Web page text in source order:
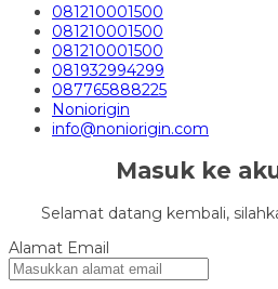
081210001500
081210001500
081210001500
081932994299
087765888225
Noniorigin
info@noniorigin.com
Masuk ke
Selamat datang kembali,
Alamat Email